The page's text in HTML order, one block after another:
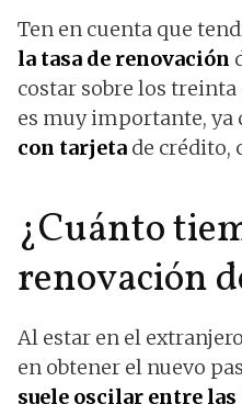
Ten en cuenta que
la tasa de renovación
costar sobre los treinta
es muy importante, ya
con tarjeta de crédito,
¿Cuánto
renovación
Al estar en el
en obtener el nuevo
suele oscilar entre